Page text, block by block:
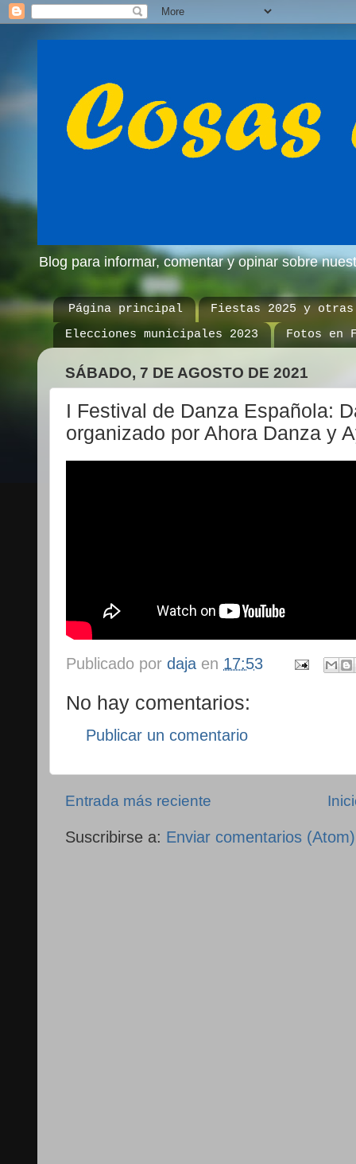
Blog para informar, comentar y opinar sobre
Página principal
Fiestas 2025 y otras
Elecciones municipales 2023
Fotos en
SÁBADO, 7 DE AGOSTO DE 2021
I Festival de Danza Española:
organizado por Ahora Danza y
Publicado por daja en 17:53
No hay comentarios:
Publicar un comentario
Entrada más reciente
Suscribirse a: Enviar comentarios (Atom)